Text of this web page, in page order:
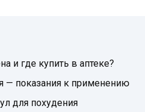
и где купить в аптеке?
— показания к применению
для похудения